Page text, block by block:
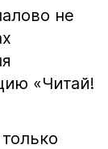
не
«Читай!